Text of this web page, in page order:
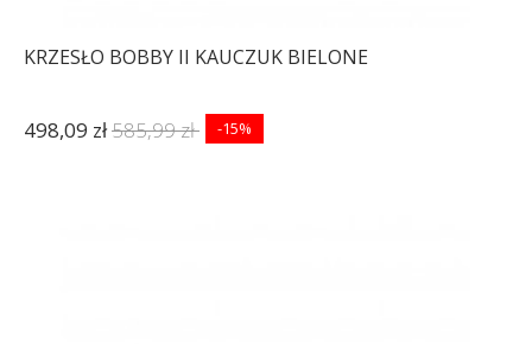
KRZESŁO BOBBY II KAUCZUK BIELONE
498,09 zł585,99 zł -15%